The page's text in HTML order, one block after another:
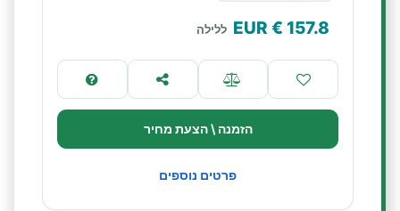
157.8
€ EUR ללילה
הזמנה \ הצעת מחיר
פרטים נוספים